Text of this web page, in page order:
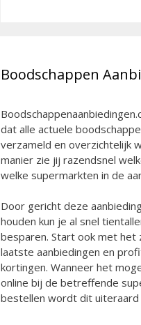
Boodschappen
dat alle actuele
verzameld en overzichtelijk
manier zie jij razendsnel
welke supermarkten in de
Door gericht deze
houden kun je al snel
besparen. Start ook met het
laatste aanbiedingen en
kortingen. Wanneer het
online bij de betreffende
bestellen wordt dit uiteraard